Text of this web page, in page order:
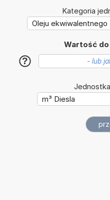
Kategoria
Wartość
?